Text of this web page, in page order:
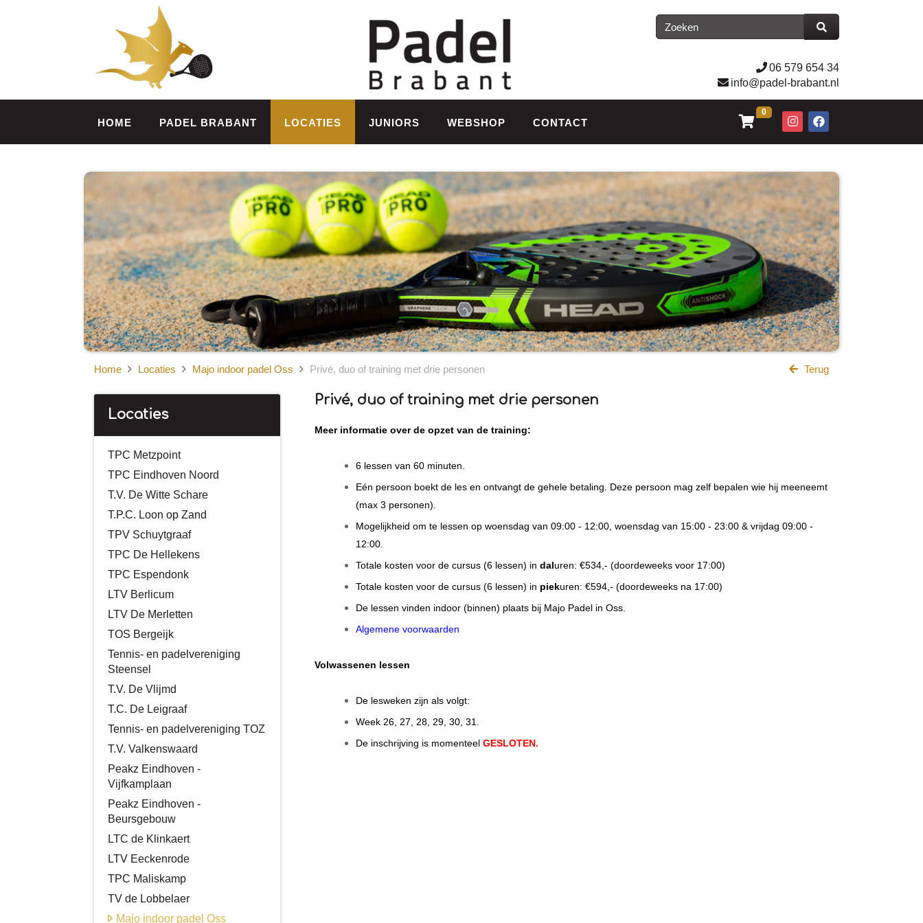
06 579 654 34
info@padel-brabant.nl
0
HOME PADEL BRABANT LOCATIES JUNIORS WEBSHOP CONTACT
Home Locaties Majo indoor padel Oss Privé, duo of training met drie personen Terug
Privé, duo of training met drie personen
Meer informatie over de opzet van de training:
6 lessen van 60 minuten.
Eén persoon boekt de les en ontvangt de gehele betaling. Deze persoon mag zelf bepalen wie hij meeneemt
(max 3 personen).
Mogelijkheid om te lessen op woensdag van 09:00 - 12:00, woensdag van 15:00 - 23:00 & vrijdag 09:00 -
12:00.
Totale kosten voor de cursus (6 lessen) in daluren: €534,- (doordeweeks voor 17:00)
Totale kosten voor de cursus (6 lessen) in piekuren: €594,- (doordeweeks na 17:00)
De lessen vinden indoor (binnen) plaats bij Majo Padel in Oss.
Algemene voorwaarden
Volwassenen lessen
De lesweken zijn als volgt:
Week 26, 27, 28, 29, 30, 31.
De inschrijving is momenteel GESLOTEN.
Locaties
TPC Metzpoint
TPC Eindhoven Noord
T.V. De Witte Schare
T.P.C. Loon op Zand
TPV Schuytgraaf
TPC De Hellekens
TPC Espendonk
LTV Berlicum
LTV De Merletten
TOS Bergeijk
Tennis- en padelvereniging
Steensel
T.V. De Vlijmd
T.C. De Leigraaf
Tennis- en padelvereniging TOZ
T.V. Valkenswaard
Peakz Eindhoven -
Vijfkamplaan
Peakz Eindhoven -
Beursgebouw
LTC de Klinkaert
LTV Eeckenrode
TPC Maliskamp
TV de Lobbelaer
Majo indoor padel Oss